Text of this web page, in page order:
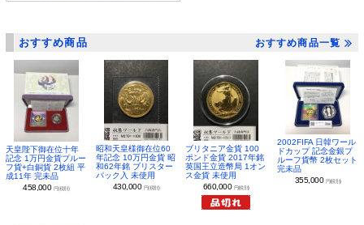
おすすめ商品 おすすめ商品一覧
天皇陛下御在位十年
記念 1万円金貨プルー
フ貨+白銅貨 2枚組 平
成11年 完未品
458,000 円(税別)
昭和天皇様御在位60
年記念 10万円金貨 昭
和62年銘 ブリスター
パック入 未使用
430,000 円(税別)
ブリタニア金貨 100
ポンド金貨 2017年銘
英国王立造幣局 1オン
ス金貨 未使用
660,000 円(税別)
2002FIFA 日韓ワール
ドカップ 記念金銀プ
ルーフ貨幣 2枚セット
完未品
355,000 円(税別)